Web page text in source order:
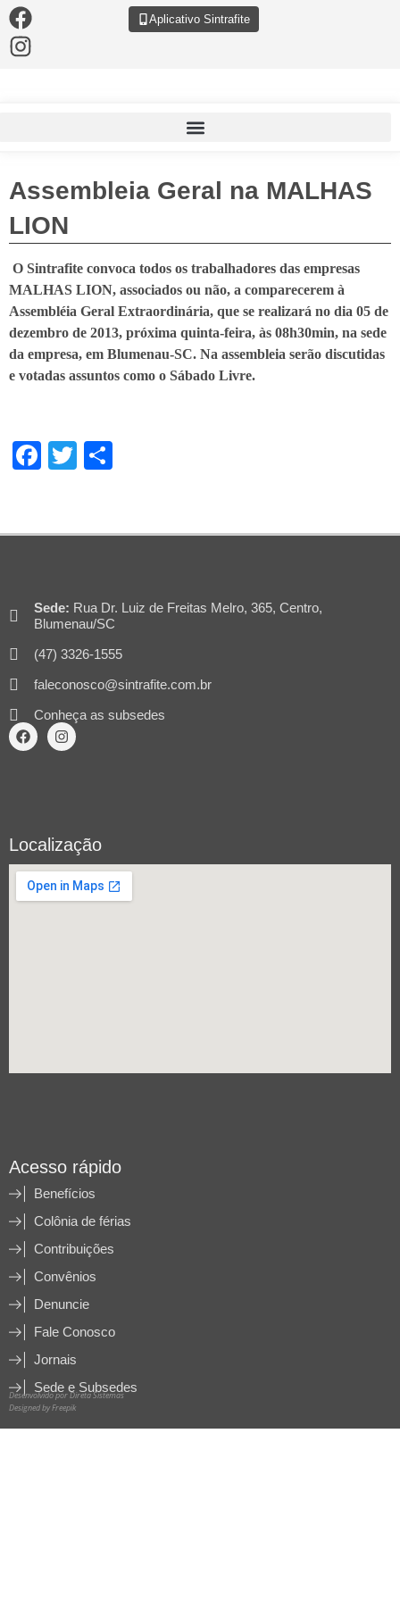
Aplicativo Sintrafite
Assembleia Geral na MALHAS
LION
O Sintrafite convoca todos os trabalhadores das empresas
MALHAS LION, associados ou não, a comparecerem à
Assembléia Geral Extraordinária, que se realizará no dia 05 de
dezembro de 2013, próxima quinta-feira, às 08h30min, na sede
da empresa, em Blumenau-SC. Na assembleia serão discutidas
e votadas assuntos como o Sábado Livre.
Facebook
Twitter
Sede: Rua Dr. Luiz de Freitas Melro, 365, Centro,
Blumenau/SC
(47) 3326-1555
faleconosco@sintrafite.com.br
Conheça as subsedes
Localização
Acesso rápido
Benefícios
Colônia de férias
Contribuições
Convênios
Denuncie
Fale Conosco
Jornais
Sede e Subsedes
Desenvolvido por Direta Sistemas
Designed by Freepik